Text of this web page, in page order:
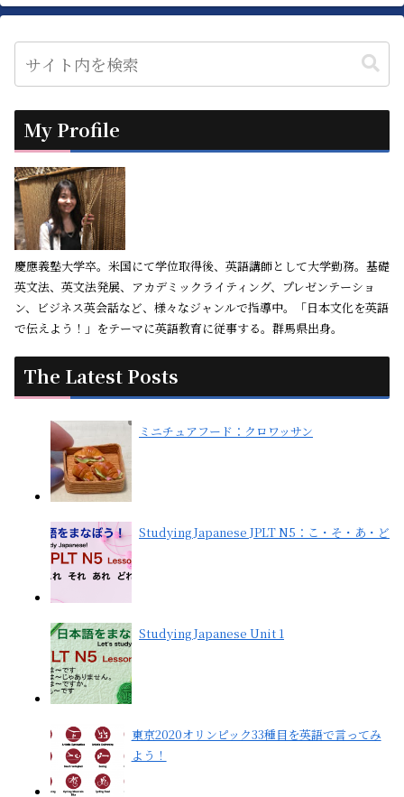
My Profile
慶應義塾大学卒。米国にて学位取得後、英語講師として大学勤務。基礎
英文法、英文法発展、アカデミックライティング、プレゼンテーショ
ン、ビジネス英会話など、様々なジャンルで指導中。「日本文化を英語
で伝えよう！」をテーマに英語教育に従事する。群馬県出身。
The Latest Posts
ミニチュアフード：クロワッサン
Studying Japanese JPLT N5：こ・そ・あ・ど
Studying Japanese Unit 1
東京2020オリンピック33種目を英語で言ってみ
よう！